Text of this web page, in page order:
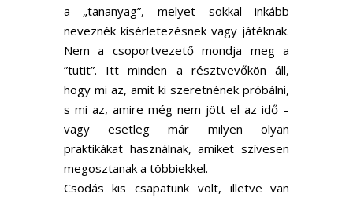
a „tananyag”, melyet sokkal inkább
neveznék kísérletezésnek vagy játéknak.
Nem a csoportvezető mondja meg a
”tutit”. Itt minden a résztvevőkön áll,
hogy mi az, amit ki szeretnének próbálni,
s mi az, amire még nem jött el az idő –
vagy esetleg már milyen olyan
praktikákat használnak, amiket szívesen
megosztanak a többiekkel.
Csodás kis csapatunk volt, illetve van